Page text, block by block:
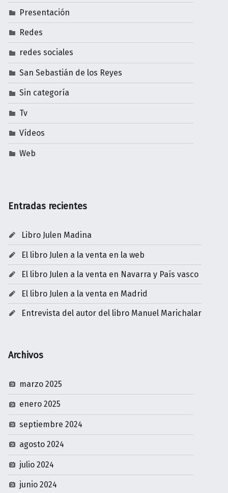
Presentación
Redes
redes sociales
San Sebastián de los Reyes
Sin categoría
Tv
Vídeos
Web
Entradas recientes
Libro Julen Madina
El libro Julen a la venta en la web
El libro Julen a la venta en Navarra y País vasco
El libro Julen a la venta en Madrid
Entrevista del autor del libro Manuel Marichalar
Archivos
marzo 2025
enero 2025
septiembre 2024
agosto 2024
julio 2024
junio 2024